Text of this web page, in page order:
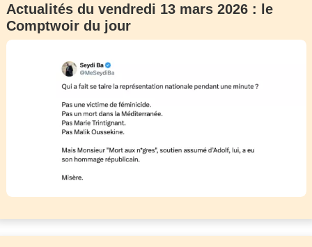
Actualités du vendredi 13 mars 2026 : le
Comptwoir du jour